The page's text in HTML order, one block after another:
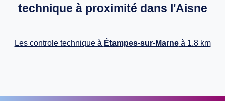
technique à proximité dans l'Aisne
Les controle technique à Étampes-sur-Marneà 1.8 km